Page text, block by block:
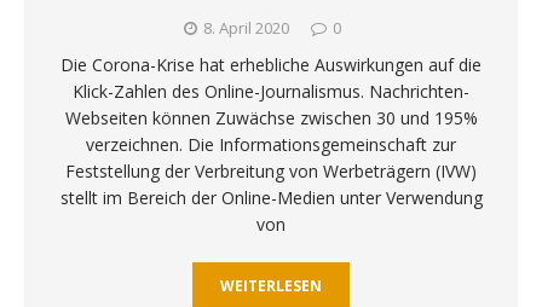
8. April 2020 0
Die Corona-Krise hat erhebliche Auswirkungen auf die
Klick-Zahlen des Online-Journalismus. Nachrichten-
Webseiten können Zuwächse zwischen 30 und 195%
verzeichnen. Die Informationsgemeinschaft zur
Feststellung der Verbreitung von Werbeträgern (IVW)
stellt im Bereich der Online-Medien unter Verwendung
von
WEITERLESEN